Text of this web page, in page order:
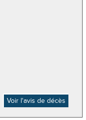
Voir l'avis de décès